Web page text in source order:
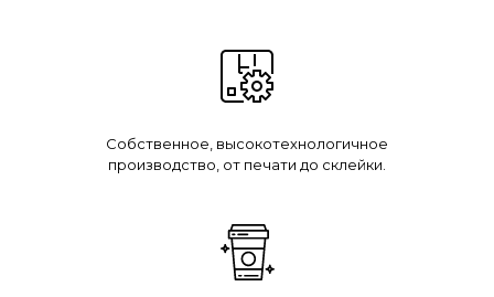
Собственное, высокотехнологичное
производство, от печати до склейки.